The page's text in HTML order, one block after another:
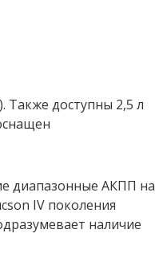
Также доступны 2,5 л
диапазонные АКПП на
IV поколения
наличие